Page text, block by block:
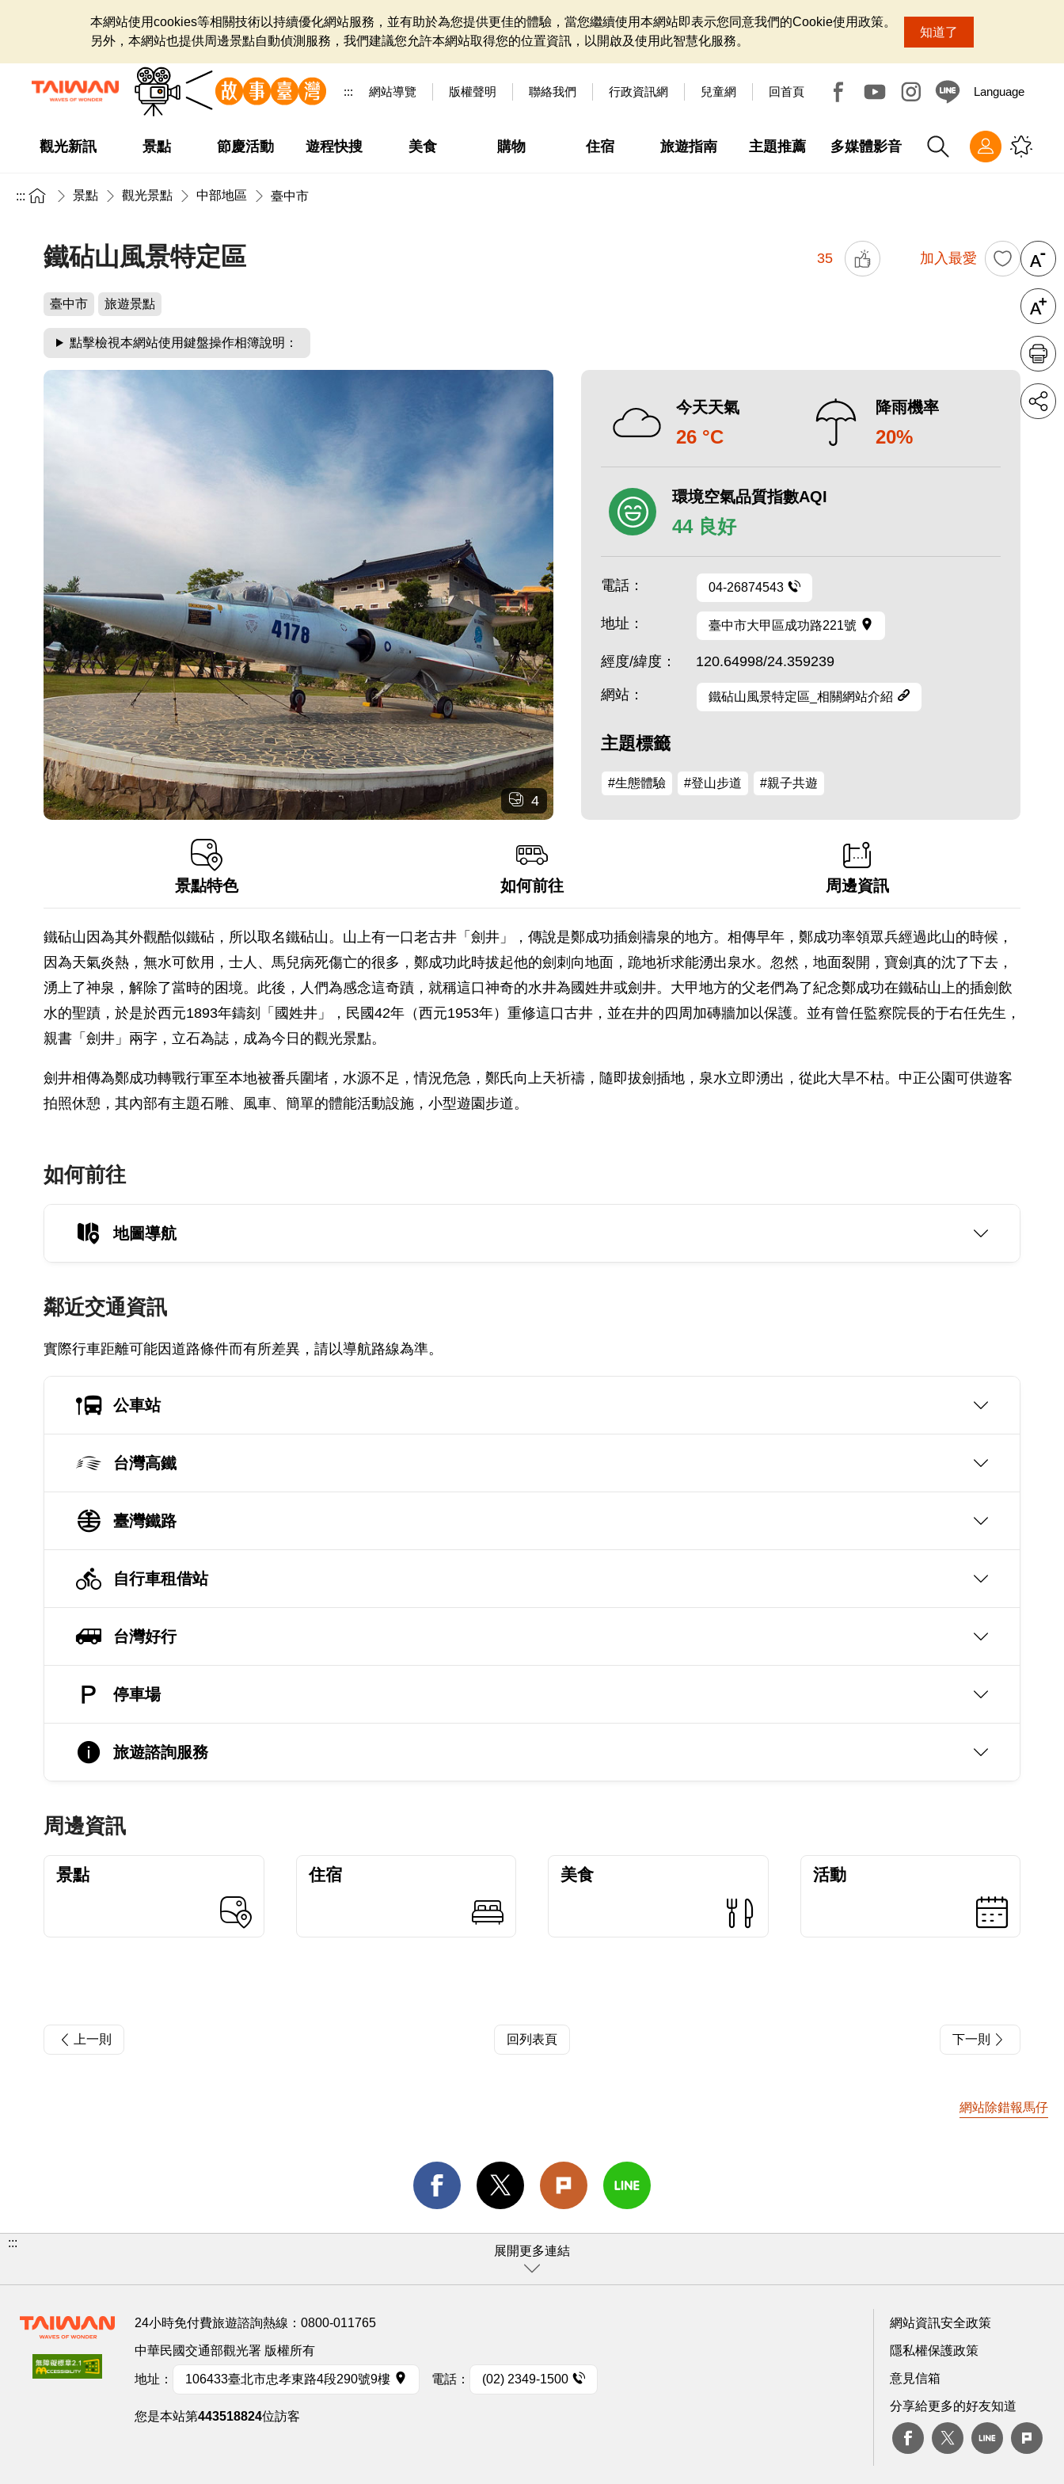
本網站使用cookies等相關技術以持續優化網站服務，並有助於為您提供更佳的體驗，當您繼續使用本網站即表示您同意我們的Cookie使用政策。
另外，本網站也提供周邊景點自動偵測服務，我們建議您允許本網站取得您的位置資訊，以開啟及使用此智慧化服務。
知道了
::: 網站導覽 版權聲明 聯絡我們 行政資訊網 兒童網 回首頁 Language
觀光新訊 景點 節慶活動 遊程快搜 美食 購物 住宿 旅遊指南 主題推薦 多媒體影音
::: 景點 觀光景點 中部地區 臺中市
鐵砧山風景特定區 35 加入最愛
臺中市 旅遊景點
點擊檢視本網站使用鍵盤操作相簿說明：
4
今天天氣
26 °C
降雨機率
20%
環境空氣品質指數AQI
44 良好
電話： 04-26874543
地址： 臺中市大甲區成功路221號
經度/緯度： 120.64998/24.359239
網站： 鐵砧山風景特定區_相關網站介紹
主題標籤
#生態體驗 #登山步道 #親子共遊
景點特色 如何前往 周邊資訊
鐵砧山因為其外觀酷似鐵砧，所以取名鐵砧山。山上有一口老古井「劍井」，傳說是鄭成功插劍禱泉的地方。相傳早年，鄭成功率領眾兵經過此山的時候，
因為天氣炎熱，無水可飲用，士人、馬兒病死傷亡的很多，鄭成功此時拔起他的劍刺向地面，跪地祈求能湧出泉水。忽然，地面裂開，寶劍真的沈了下去，
湧上了神泉，解除了當時的困境。此後，人們為感念這奇蹟，就稱這口神奇的水井為國姓井或劍井。大甲地方的父老們為了紀念鄭成功在鐵砧山上的插劍飲
水的聖蹟，於是於西元1893年鑄刻「國姓井」，民國42年（西元1953年）重修這口古井，並在井的四周加磚牆加以保護。並有曾任監察院長的于右任先生，
親書「劍井」兩字，立石為誌，成為今日的觀光景點。
劍井相傳為鄭成功轉戰行軍至本地被番兵圍堵，水源不足，情況危急，鄭氏向上天祈禱，隨即拔劍插地，泉水立即湧出，從此大旱不枯。中正公園可供遊客
拍照休憩，其內部有主題石雕、風車、簡單的體能活動設施，小型遊園步道。
如何前往
地圖導航
鄰近交通資訊
實際行車距離可能因道路條件而有所差異，請以導航路線為準。
公車站
台灣高鐵
臺灣鐵路
自行車租借站
台灣好行
停車場
旅遊諮詢服務
周邊資訊
景點 住宿 美食 活動
上一則 回列表頁 下一則
網站除錯報馬仔
:::
展開更多連結
24小時免付費旅遊諮詢熱線： 0800-011765
中華民國交通部觀光署 版權所有
地址： 106433臺北市忠孝東路4段290號9樓 電話： (02) 2349-1500
您是本站第443518824位訪客
網站資訊安全政策
隱私權保護政策
意見信箱
分享給更多的好友知道